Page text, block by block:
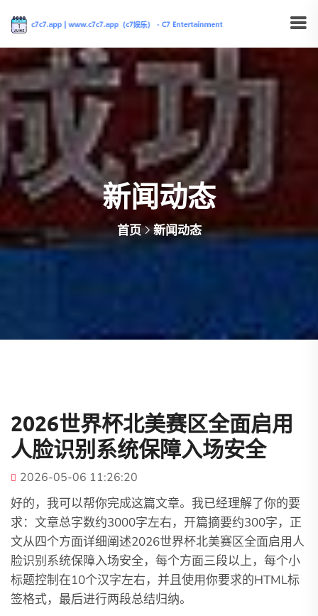
新闻动态
首页 新闻动态
2026世界杯北美赛区全面启用
人脸识别系统保障入场安全
2026-05-06 11:26:20
好的，我可以帮你完成这篇文章。我已经理解了你的要
求：文章总字数约3000字左右，开篇摘要约300字，正
文从四个方面详细阐述2026世界杯北美赛区全面启用人
脸识别系统保障入场安全，每个方面三段以上，每个小
标题控制在10个汉字左右，并且使用你要求的HTML标
签格式，最后进行两段总结归纳。